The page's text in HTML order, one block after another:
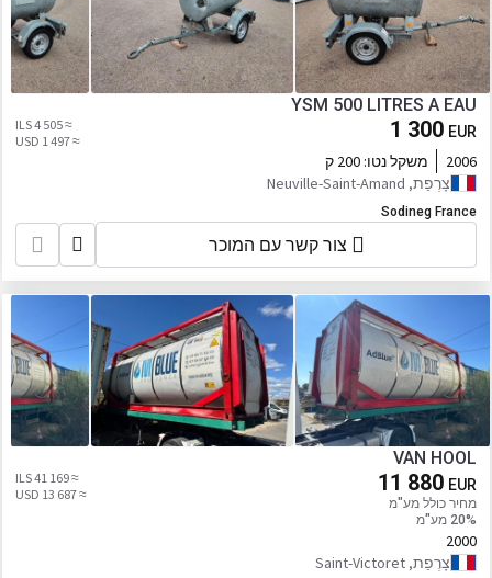
YSM 500 LITRES A EAU
1 300 EUR
≈ 4 505 ILS
≈ 1 497 USD
2006 משקל נטו: 200 ק
צָרְפַת, Neuville-Saint-Amand
Sodineg France
צור קשר עם המוכר
VAN HOOL
11 880 EUR
מחיר כולל מע"מ
20% מע"מ
≈ 41 169 ILS
≈ 13 687 USD
2000
צָרְפַת, Saint-Victoret